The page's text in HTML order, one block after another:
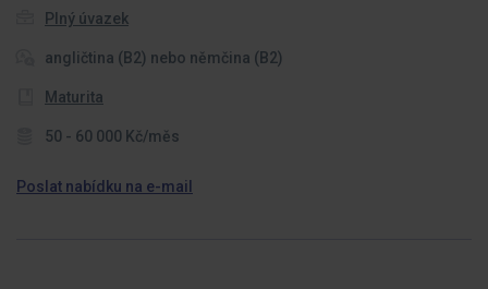
Plný úvazek
angličtina (B2) nebo němčina (B2)
Maturita
50 - 60 000 Kč/měs
Poslat nabídku na e-mail